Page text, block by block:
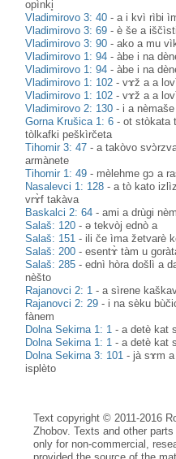
opìnki̥
Vladimirovo 3: 40 -a i kvì rìbi
Vladimirovo 3: 69 -è še a
Vladimirovo 3: 90 -ako a mu
Vladimirovo 1: 94 -àbe i na
Vladimirovo 1: 94 -àbe i na
Vladimirovo 1: 102 -vɤž a a
Vladimirovo 1: 102 -vɤž a a
Vladimirovo 2: 130 - i a
Gorna Krušica 1: 6 -ot stòkata
tòlkafki peškìrčeta
Tihomir 3: 47 -a takòvo
armànete
Tihomir 1: 49 - mèlehme gɔ a
Nasalevci 1: 128 -a tò kato
vrɤ̀f takàva
Baskalci 2: 64 -ami a drùgi
Salaš: 120 -ə tekvòj ednò a
Salaš: 151 - ili če ìma žetvarè
Salaš: 200 -esentɤ̀ tàm u
Salaš: 285 -ednì hòra došlì a
nèšto
Rajanovci 2: 1 -a sìrene
Rajanovci 2: 29 - i na sèku
fànem
Dolna Sekirna 1: 1 -a detè kat
Dolna Sekirna 1: 1 -a detè kat
Dolna Sekirna 3: 101 - jà sɤm
isplèto
Text copyright © 2011-2016
Zhobov. Texts and other
only for non-commercial,